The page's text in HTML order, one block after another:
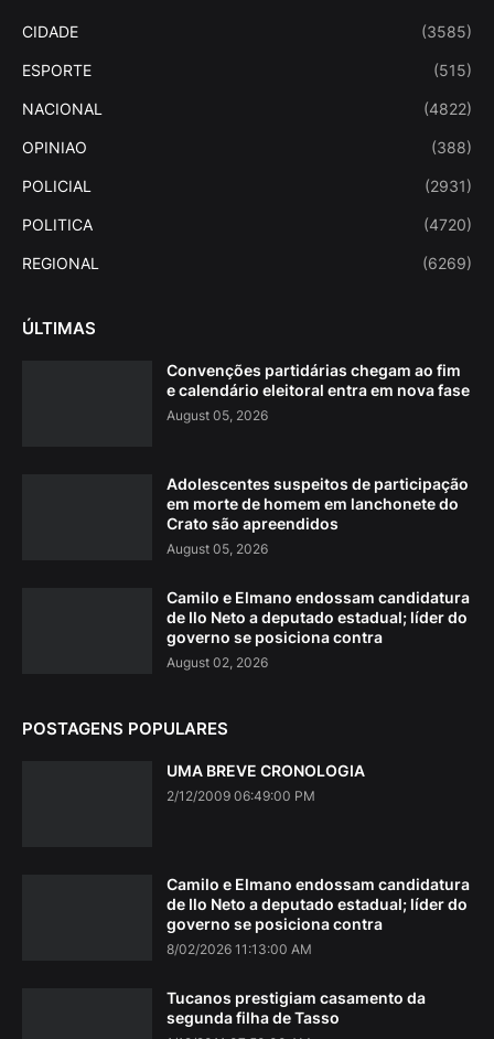
CIDADE (3585)
ESPORTE (515)
NACIONAL (4822)
OPINIAO (388)
POLICIAL (2931)
POLITICA (4720)
REGIONAL (6269)
ÚLTIMAS
Convenções partidárias chegam ao fim
e calendário eleitoral entra em nova fase
August 05, 2026
Adolescentes suspeitos de participação
em morte de homem em lanchonete do
Crato são apreendidos
August 05, 2026
Camilo e Elmano endossam candidatura
de Ilo Neto a deputado estadual; líder do
governo se posiciona contra
August 02, 2026
POSTAGENS POPULARES
UMA BREVE CRONOLOGIA
2/12/2009 06:49:00 PM
Camilo e Elmano endossam candidatura
de Ilo Neto a deputado estadual; líder do
governo se posiciona contra
8/02/2026 11:13:00 AM
Tucanos prestigiam casamento da
segunda filha de Tasso